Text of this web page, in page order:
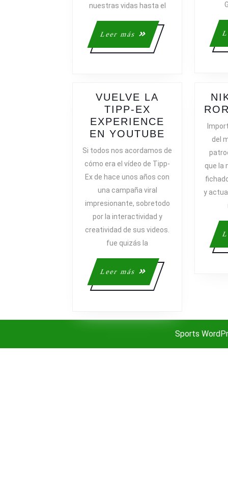
nuestras vidas hasta el
Leer más
Leer
más
VUELVE LA
TIPP-EX
EXPERIENCE
EN YOUTUBE
LA
EX
YOUTUBE
Si todos nos acordamos de
cómo era el vídeo de Tipp-
Ex de hace unos años con
una campaña viral
impresionante, sobretodo
por la interactividad y
creatividad de sus videos.
fue quizás la
Leer más
Leer
más
del
que la
y
Sports